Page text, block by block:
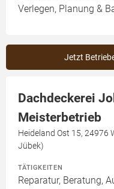
Verlegen, Planung &
Jetzt
Dachdeckerei
Meisterbetrieb
Heideland Ost 15,
Jübek)
TÄTIGKEITEN
Reparatur, Beratung,